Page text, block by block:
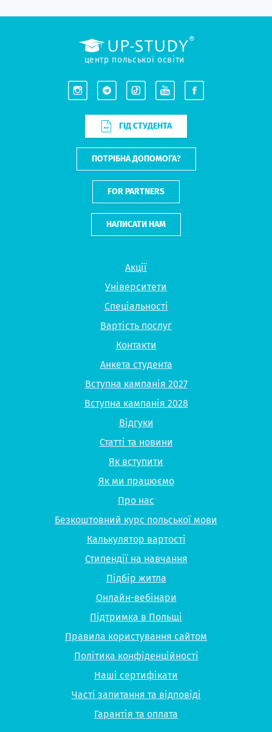
Акції
Університети
Спеціальності
Вартість послуг
Контакти
Анкета студента
Вступна кампанія 2027
Вступна кампанія 2028
Відгуки
Статті та новини
Як вступити
Як ми працюємо
Про нас
Безкоштовний курс польської мови
Калькулятор вартості
Стипендії на навчання
Підбір житла
Онлайн-вебінари
Підтримка в Польщі
Правила користування сайтом
Політика конфіденційності
Наші сертифікати
Часті запитання та відповіді
Гарантія та оплата
центр польської освіти
ГІД СТУДЕНТА
ПОТРІБНА ДОПОМОГА?
FOR PARTNERS
НАПИСАТИ НАМ